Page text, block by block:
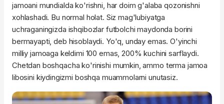
jamoani mundialda ko'rishni, har doim g'alaba qozonishni
xohlashadi. Bu normal holat. Siz mag'lubiyatga
uchraganingizda ishqibozlar futbolchi maydonda borini
bermayapti, deb hisoblaydi. Yo'q, unday emas. O'yinchi
milliy jamoaga keldimi 100 emas, 200% kuchini sarflaydi.
Chetdan boshqacha ko'rinishi mumkin, ammo terma jamoa
libosini kiydingizmi boshqa muammolarni unutasiz.